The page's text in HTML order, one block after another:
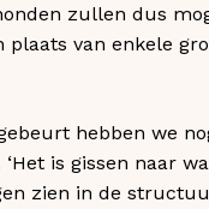
zullen dus
van enkele
hebben we
‘Het is gissen naar
zien in de